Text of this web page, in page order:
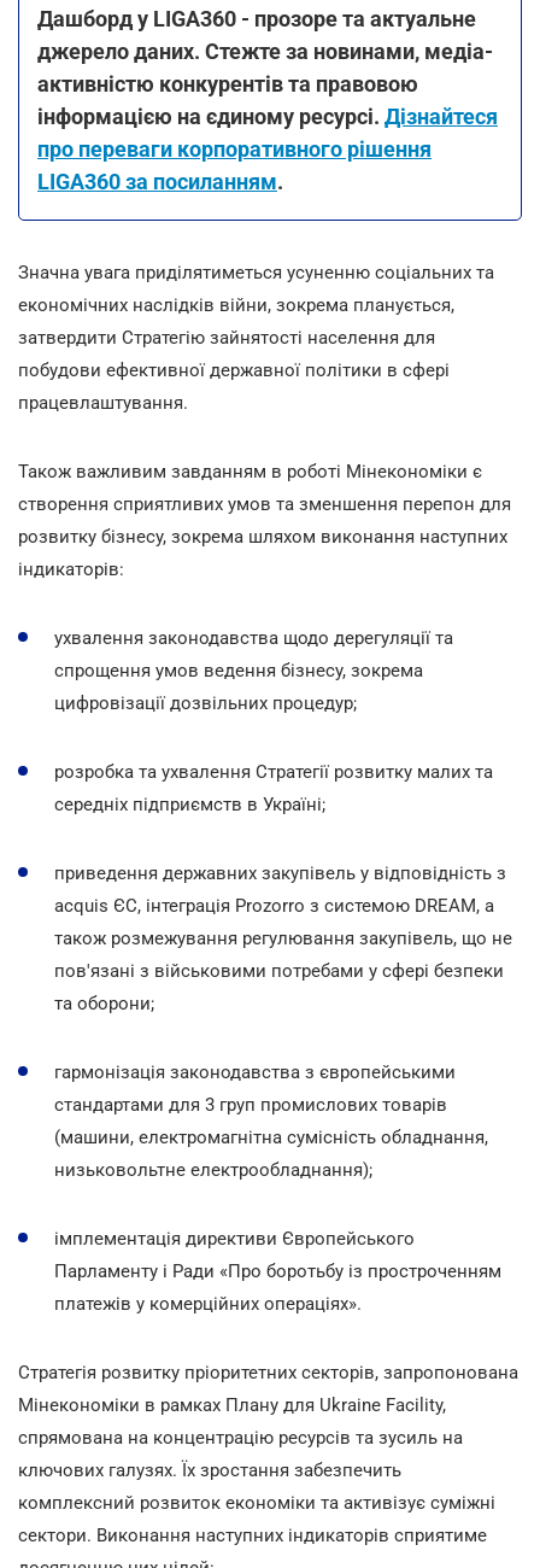
Дашборд у LIGA360 - прозоре та актуальне
джерело даних. Стежте за новинами, медіа-
активністю конкурентів та правовою
інформацією на єдиному ресурсі. Дізнайтеся
про переваги корпоративного рішення
LIGA360 за посиланням.
Значна увага приділятиметься усуненню соціальних та
економічних наслідків війни, зокрема планується,
затвердити Стратегію зайнятості населення для
побудови ефективної державної політики в сфері
працевлаштування.
Також важливим завданням в роботі Мінекономіки є
створення сприятливих умов та зменшення перепон для
розвитку бізнесу, зокрема шляхом виконання наступних
індикаторів:
ухвалення законодавства щодо дерегуляції та
спрощення умов ведення бізнесу, зокрема
цифровізації дозвільних процедур;
розробка та ухвалення Стратегії розвитку малих та
середніх підприємств в Україні;
приведення державних закупівель у відповідність з
acquis ЄС, інтеграція Prozorro з системою DREAM, а
також розмежування регулювання закупівель, що не
пов'язані з військовими потребами у сфері безпеки
та оборони;
гармонізація законодавства з європейськими
стандартами для 3 груп промислових товарів
(машини, електромагнітна сумісність обладнання,
низьковольтне електрообладнання);
імплементація директиви Європейського
Парламенту і Ради «Про боротьбу із простроченням
платежів у комерційних операціях».
Стратегія розвитку пріоритетних секторів, запропонована
Мінекономіки в рамках Плану для Ukraine Facility,
спрямована на концентрацію ресурсів та зусиль на
ключових галузях. Їх зростання забезпечить
комплексний розвиток економіки та активізує суміжні
сектори. Виконання наступних індикаторів сприятиме